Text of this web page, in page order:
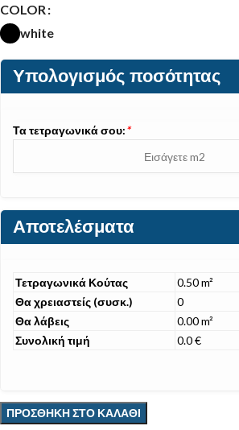
COLOR
white
Υπολογισμός ποσότητας
Τα τετραγωνικά σου:*
Αποτελέσματα
Τετραγωνικά Κούτας
0.50 m²
Θα χρειαστείς (συσκ.)
0
Θα λάβεις
0.00 m²
Συνολική τιμή
0.0 €
ΠΡΟΣΘΉΚΗ ΣΤΟ ΚΑΛΆΘΙ